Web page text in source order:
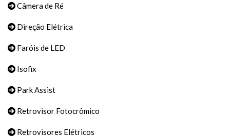
Câmera de Ré
Direção Elétrica
Faróis de LED
Isofix
Park Assist
Retrovisor Fotocrômico
Retrovisores Elétricos